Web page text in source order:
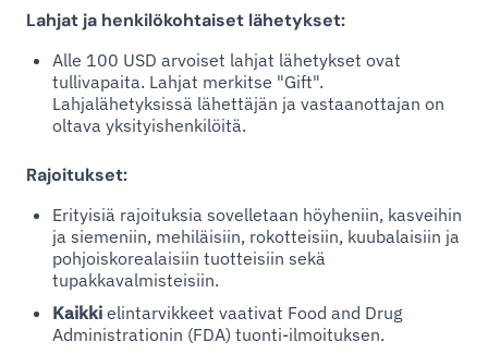
Lahjat ja henkilökohtaiset lähetykset:
Alle 100 USD arvoiset lahjat lähetykset ovat
tullivapaita. Lahjat merkitse "Gift".
Lahjalähetyksissä lähettäjän ja vastaanottajan on
oltava yksityishenkilöitä.
Rajoitukset:
Erityisiä rajoituksia sovelletaan höyheniin, kasveihin
ja siemeniin, mehiläisiin, rokotteisiin, kuubalaisiin ja
pohjoiskorealaisiin tuotteisiin sekä
tupakkavalmisteisiin.
Kaikki elintarvikkeet vaativat Food and Drug
Administrationin (FDA) tuonti-ilmoituksen.